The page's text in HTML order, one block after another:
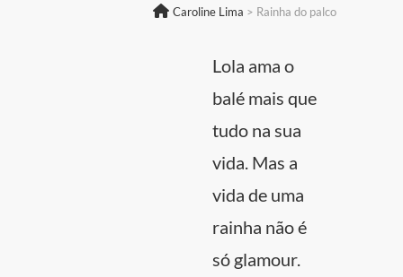
Caroline Lima > Rainha do palco
Lola ama o
balé mais que
tudo na sua
vida. Mas a
vida de uma
rainha não é
só glamour.